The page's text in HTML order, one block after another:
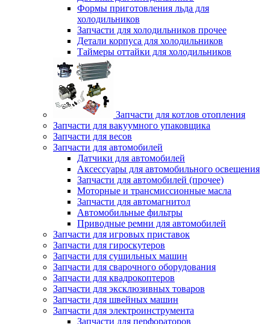
Формы приготовления льда для
холодильников
Запчасти для холодильников прочее
Детали корпуса для холодильников
Таймеры оттайки для холодильников
Запчасти для котлов отопления
Запчасти для вакуумного упаковщика
Запчасти для весов
Запчасти для автомобилей
Датчики для автомобилей
Аксессуары для автомобильного освещения
Запчасти для автомобилей (прочее)
Моторные и трансмиссионные масла
Запчасти для автомагнитол
Автомобильные фильтры
Приводные ремни для автомобилей
Запчасти для игровых приставок
Запчасти для гироскутеров
Запчасти для сушильных машин
Запчасти для сварочного оборудования
Запчасти для квадрокоптеров
Запчасти для эксклюзивных товаров
Запчасти для швейных машин
Запчасти для электроинструмента
Запчасти для перфораторов